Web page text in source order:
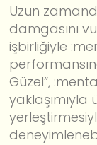
Uzun
damgasını
işbirliğiyle
Güzel”,